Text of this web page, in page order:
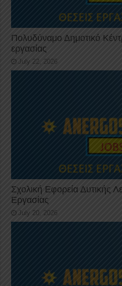
Πολυδύναμο Δημοτικό
εργασίας
July 22, 2026
Σχολική Εφορεία Δυτικής
Εργασίας
July 20, 2026